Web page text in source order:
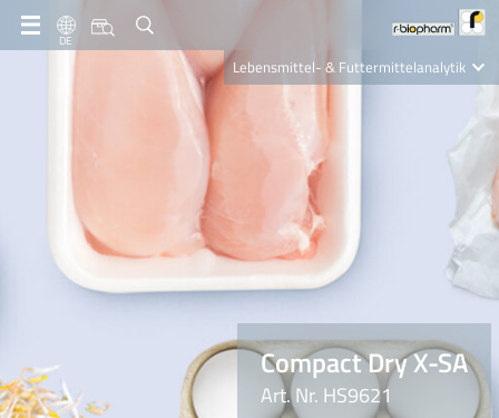
DE
Lebensmittel- & Futtermittelanalytik
Clinical Diagnostics
R-Biopharm AG
Nutrition Care
Compact Dry X-SA
Art. Nr. HS9621